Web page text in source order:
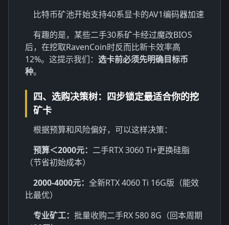
比特币矿池开始支持40系显卡的AV1编码器加速
有趣的是，某些二手30系矿卡经过魔改BIOS
后，在挖取RavenCoin时反而比新卡效率高
12%。这提示我们： 选卡前必须先明确目标币
种。
四、选购决策树：四步锁定最适合你的挖
矿卡
根据预算和风险偏好，可以这样决策：
预算＜2000元： 二手RTX 3060 Ti+更换硅脂
（节省初始成本）
2000-4000元： 全新RTX 4060 Ti 16G版（能效
比最优）
专业矿工： 批量收购二手RX 580 8G（回本周期